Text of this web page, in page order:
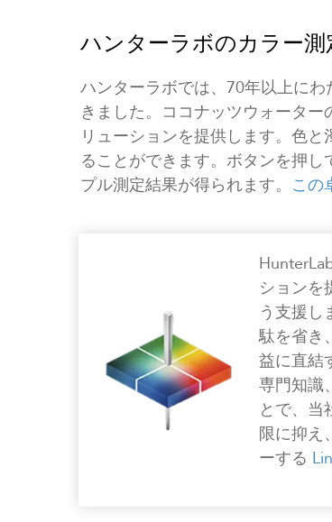
ハンターラボのカラー
ハンターラボでは、70年以上に
きました。ココナッツウォーター
リューションを提供します。色
ることができます。ボタンを押
プル測定結果が得られます。 この
ションを
う支援し
駄を省き
益に直結
専門知識
とで、当
限に抑え
ーする